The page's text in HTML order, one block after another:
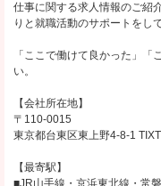
仕事に関する求人情報のご紹
りと就職活動のサポートをし
「ここで働けて良かった」
い。
【会社所在地】
〒110-0015
東京都台東区東上野4-8-1
【最寄駅】
■JR山手線・京浜東北線・常